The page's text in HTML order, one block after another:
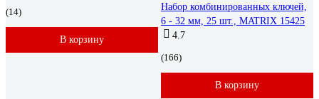
(14)
В корзину
Набор комбинированных ключей,
6 - 32 мм, 25 шт., MATRIX 15425
4.7
(166)
В корзину